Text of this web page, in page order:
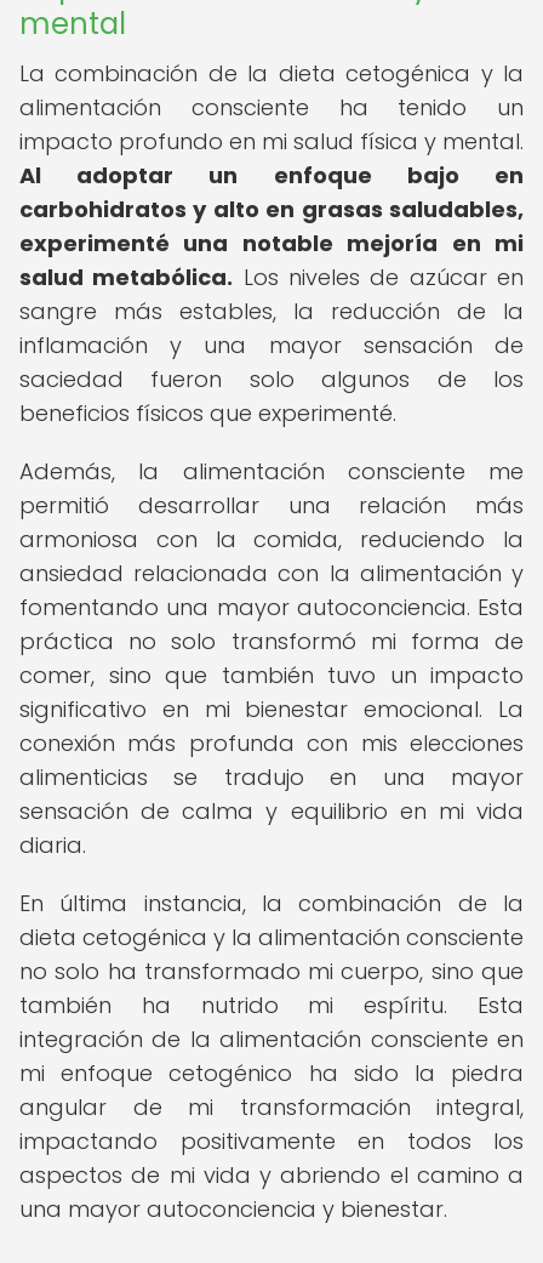
mental
La combinación de la dieta cetogénica y la
alimentación consciente ha tenido un
impacto profundo en mi salud física y mental.
Al adoptar un enfoque bajo en
carbohidratos y alto en grasas saludables,
experimenté una notable mejoría en mi
salud metabólica. Los niveles de azúcar en
sangre más estables, la reducción de la
inflamación y una mayor sensación de
saciedad fueron solo algunos de los
beneficios físicos que experimenté.
Además, la alimentación consciente me
permitió desarrollar una relación más
armoniosa con la comida, reduciendo la
ansiedad relacionada con la alimentación y
fomentando una mayor autoconciencia. Esta
práctica no solo transformó mi forma de
comer, sino que también tuvo un impacto
significativo en mi bienestar emocional. La
conexión más profunda con mis elecciones
alimenticias se tradujo en una mayor
sensación de calma y equilibrio en mi vida
diaria.
En última instancia, la combinación de la
dieta cetogénica y la alimentación consciente
no solo ha transformado mi cuerpo, sino que
también ha nutrido mi espíritu. Esta
integración de la alimentación consciente en
mi enfoque cetogénico ha sido la piedra
angular de mi transformación integral,
impactando positivamente en todos los
aspectos de mi vida y abriendo el camino a
una mayor autoconciencia y bienestar.